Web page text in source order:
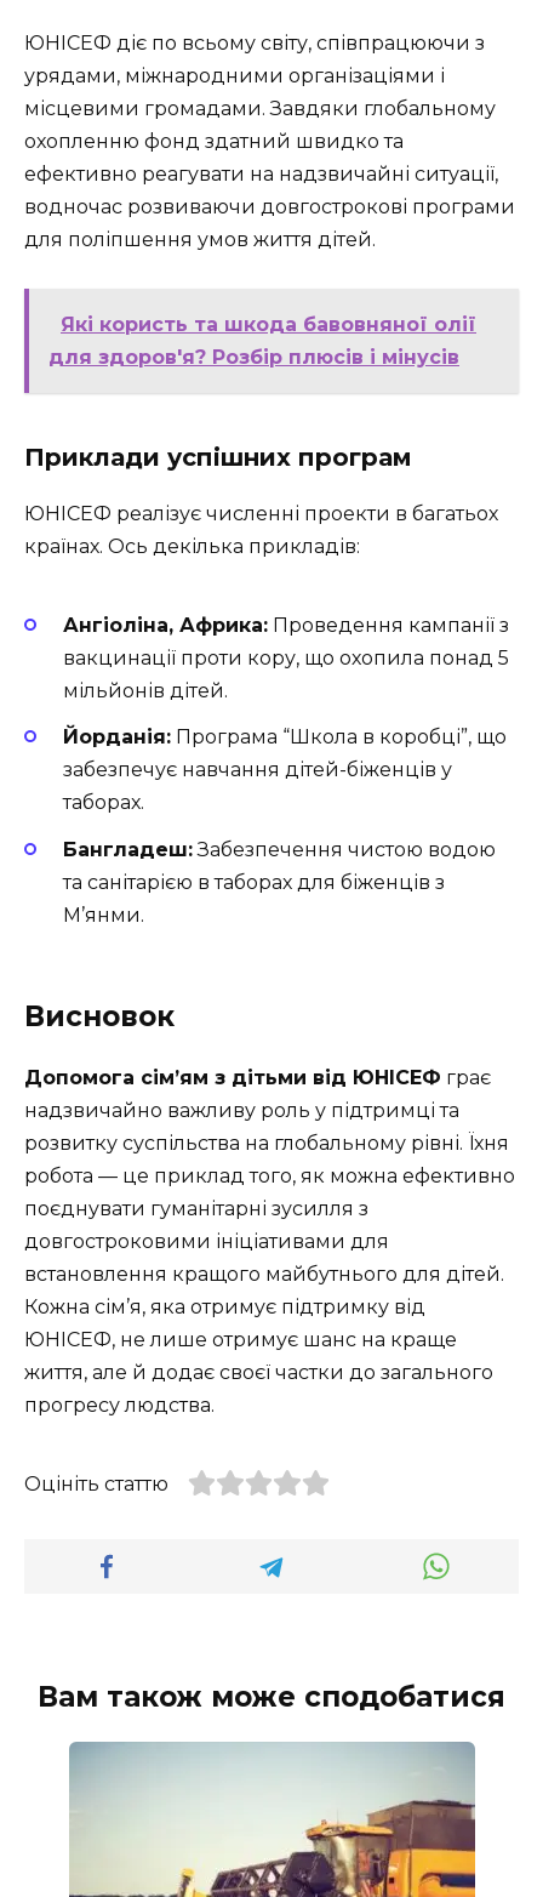
ЮНІСЕФ діє по всьому світу, співпрацюючи з
урядами, міжнародними організаціями і
місцевими громадами. Завдяки глобальному
охопленню фонд здатний швидко та
ефективно реагувати на надзвичайні ситуації,
водночас розвиваючи довгострокові програми
для поліпшення умов життя дітей.
Які користь та шкода бавовняної олії
для здоров'я? Розбір плюсів і мінусів
Приклади успішних програм
ЮНІСЕФ реалізує численні проекти в багатьох
країнах. Ось декілька прикладів:
Ангіоліна, Африка: Проведення кампанії з
вакцинації проти кору, що охопила понад 5
мільйонів дітей.
Йорданія: Програма “Школа в коробці”, що
забезпечує навчання дітей-біженців у
таборах.
Бангладеш:Забезпечення чистою водою
та санітарією в таборах для біженців з
М’янми.
Висновок
Допомога сім’ям з дітьми від ЮНІСЕФ грає
надзвичайно важливу роль у підтримці та
розвитку суспільства на глобальному рівні. Їхня
робота — це приклад того, як можна ефективно
поєднувати гуманітарні зусилля з
довгостроковими ініціативами для
встановлення кращого майбутнього для дітей.
Кожна сім’я, яка отримує підтримку від
ЮНІСЕФ, не лише отримує шанс на краще
життя, але й додає своєї частки до загального
прогресу людства.
Оцініть статтю
Вам також може сподобатися